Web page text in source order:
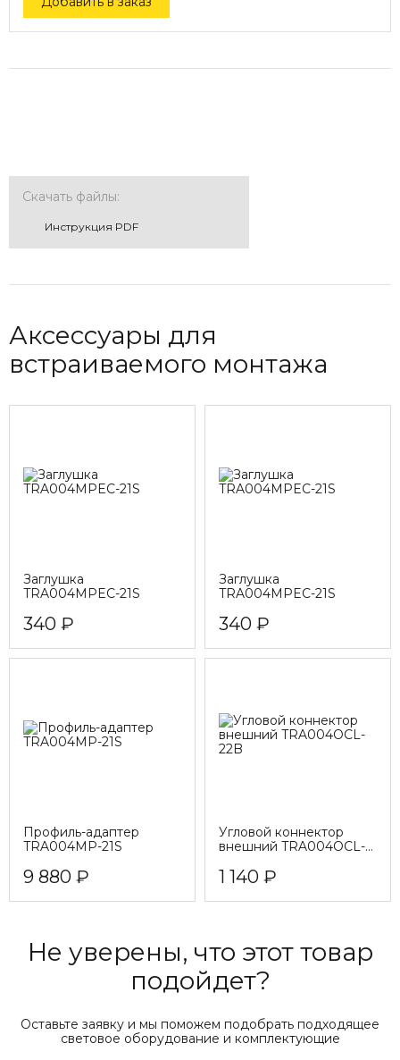
Скачать файлы:
Инструкция PDF
Аксессуары для
встраиваемого монтажа
Заглушка
TRA004MPEC-21S
340 ₽
Заглушка
TRA004MPEC-21S
340 ₽
Профиль-адаптер
TRA004MP-21S
9 880 ₽
Угловой коннектор
внешний TRA004OCL-
1 140 ₽
Не уверены, что этот товар
подойдет?
Оставьте заявку и мы поможем подобрать подходящее
световое оборудование и комплектующие